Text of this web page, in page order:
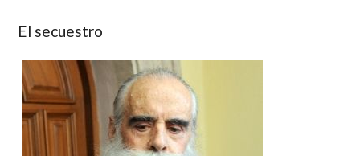
El secuestro